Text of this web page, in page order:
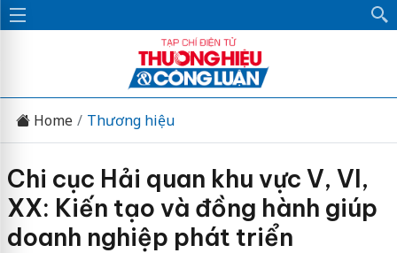
Home Thương hiệu
Chi cục Hải quan khu vực V, VI,
XX: Kiến tạo và đồng hành giúp
doanh nghiệp phát triển